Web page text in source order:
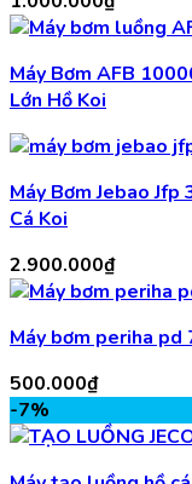
Máy Bơm AFB
Lớn Hồ Koi
Máy Bơm Jebao
Cá Koi
2.900.000₫
Máy bơm periha
500.000₫
-7%